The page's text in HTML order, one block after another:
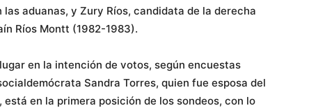
aduanas, y Zury Ríos, candidata de la derecha
Ríos Montt (1982-1983).
en la intención de votos, según encuestas
Sandra Torres, quien fue esposa del
en la primera posición de los sondeos, con lo